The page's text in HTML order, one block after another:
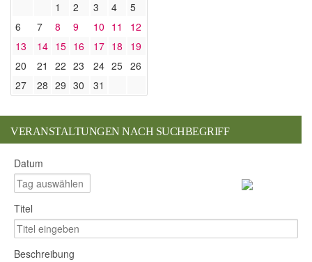
1
2 3 4
5
6
7 8 9 10 11
12
13
14 15 16 17 18
19
20
21 22 23 24 25 26
27
28 29 30 31
VERANSTALTUNGEN NACH SUCHBEGRIFF
Datum
Titel
Beschreibung